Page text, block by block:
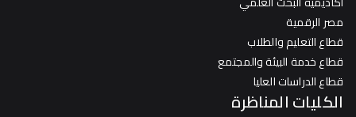
مصر الرقمية
قطاع التعليم والطلاب
قطاع خدمة البيئة والمجتمع
قطاع الدراسات العليا
الكليات المناظرة